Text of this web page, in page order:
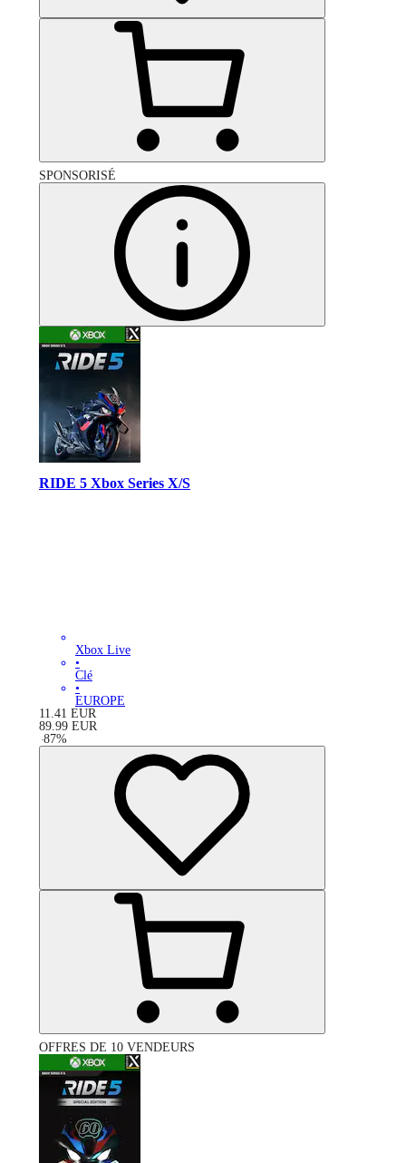
SPONSORISÉ
RIDE 5 Xbox Series X/S
Xbox Live
•
Clé
•
EUROPE
11.41 EUR
89.99 EUR
-87%
OFFRES DE 10 VENDEURS